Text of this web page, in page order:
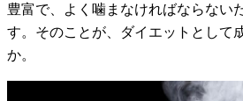
豊富で、よく噛まなければならない
す。そのことが、ダイエットとして
か。